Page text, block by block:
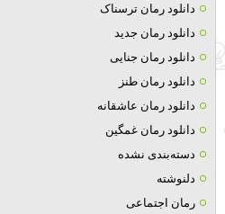
دانلود رمان ترسناک
دانلود رمان جدید
دانلود رمان جنایی
دانلود رمان طنز
دانلود رمان عاشقانه
دانلود رمان غمگین
دسته‌بندی نشده
دلنوشته
رمان اجتماعی